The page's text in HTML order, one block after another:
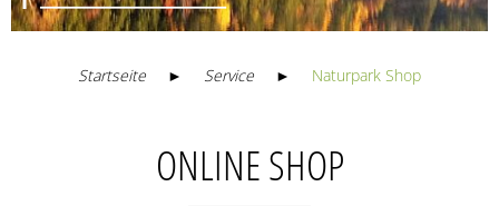
Startseite ► Service ► Naturpark Shop
ONLINE SHOP